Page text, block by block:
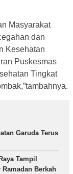
Masyarakat
dan
Kesehatan
Puskesmas
Tingkat
Garuda Terus
Tampil
Berkah